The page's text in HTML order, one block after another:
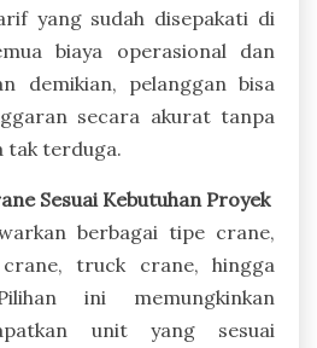
yang sudah disepakati di
biaya operasional dan
demikian, pelanggan bisa
secara akurat tanpa
tak terduga.
Sesuai Kebutuhan Proyek
berbagai tipe crane,
truck crane, hingga
ini memungkinkan
unit yang sesuai